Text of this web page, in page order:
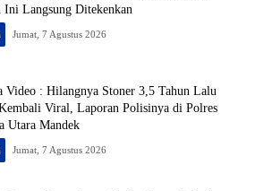
Ini Langsung Ditekenkan
Jumat, 7 Agustus 2026
Video : Hilangnya Stoner 3,5 Tahun Lalu
Viral, Laporan Polisinya di Polres
Utara Mandek
Jumat, 7 Agustus 2026